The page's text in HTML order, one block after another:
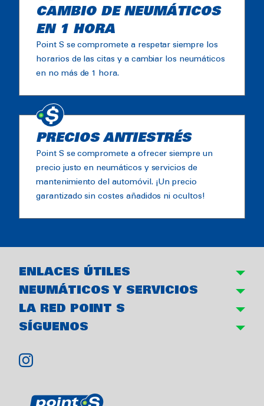
CAMBIO DE NEUMÁTICOS
EN 1 HORA
Point S se compromete a respetar siempre los
horarios de las citas y a cambiar los neumáticos
en no más de 1 hora.
PRECIOS ANTIESTRÉS
Point S se compromete a ofrecer siempre un
precio justo en neumáticos y servicios de
mantenimiento del automóvil. ¡Un precio
garantizado sin costes añadidos ni ocultos!
ENLACES ÚTILES
NEUMÁTICOS Y SERVICIOS
LA RED POINT S
SÍGUENOS